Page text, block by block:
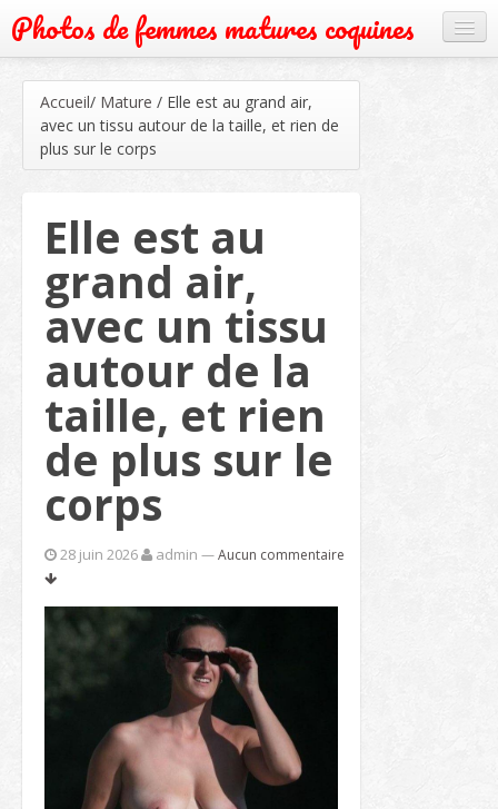
Photos de femmes matures coquines
Grand mère
Mature
Rencontre
Webcam
Accueil/ Mature / Elle est au grand air,
avec un tissu autour de la taille, et rien de
plus sur le corps
Elle est au
grand air,
avec un tissu
autour de la
taille, et rien
de plus sur le
corps
28 juin 2026 admin —Aucun commentaire